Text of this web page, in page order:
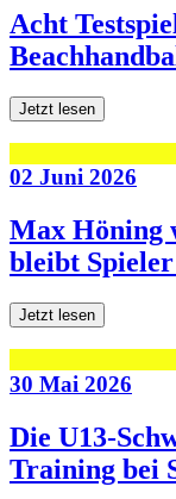
Acht
Jetzt lesen
02 Juni 2026
Max Höning
bleibt
Jetzt lesen
30 Mai 2026
Die U13-
Training bei